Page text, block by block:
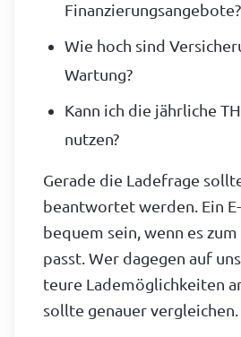
Finanzierungsangebote?
Wie hoch sind
Wartung?
Kann ich die jährliche
nutzen?
Gerade die Ladefrage
beantwortet werden. Ein
bequem sein, wenn es
passt. Wer dagegen auf
teure Lademöglichkeiten
sollte genauer vergleichen.